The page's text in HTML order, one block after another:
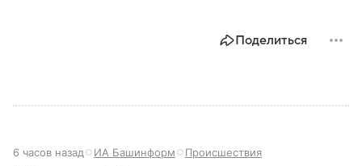
Поделиться
6 часов назад ИА Башинформ Происшествия